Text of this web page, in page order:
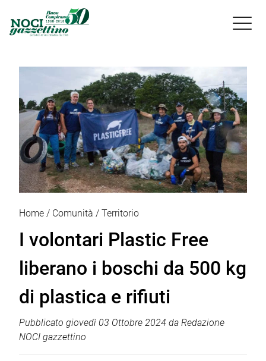

Home Comunità Territorio
I volontari Plastic Free
liberano i boschi da 500 kg
di plastica e rifiuti
Pubblicato giovedì 03 Ottobre 2024 da Redazione
NOCI gazzettino